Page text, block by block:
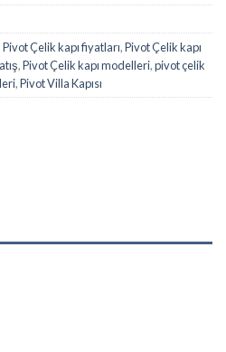
Pivot Çelik kapı fiyatları,Pivot Çelik kapı
,Pivot Çelik kapı modelleri,pivot çelik
,Pivot Villa Kapısı